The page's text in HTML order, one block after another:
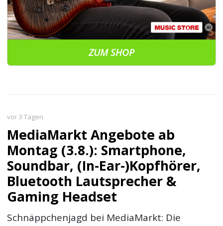
ZUM SHOP
vor 3 Tagen
MediaMarkt Angebote ab
Montag (3.8.): Smartphone,
Soundbar, (In-Ear-)Kopfhörer,
Bluetooth Lautsprecher &
Gaming Headset
Schnäppchenjagd bei MediaMarkt: Die